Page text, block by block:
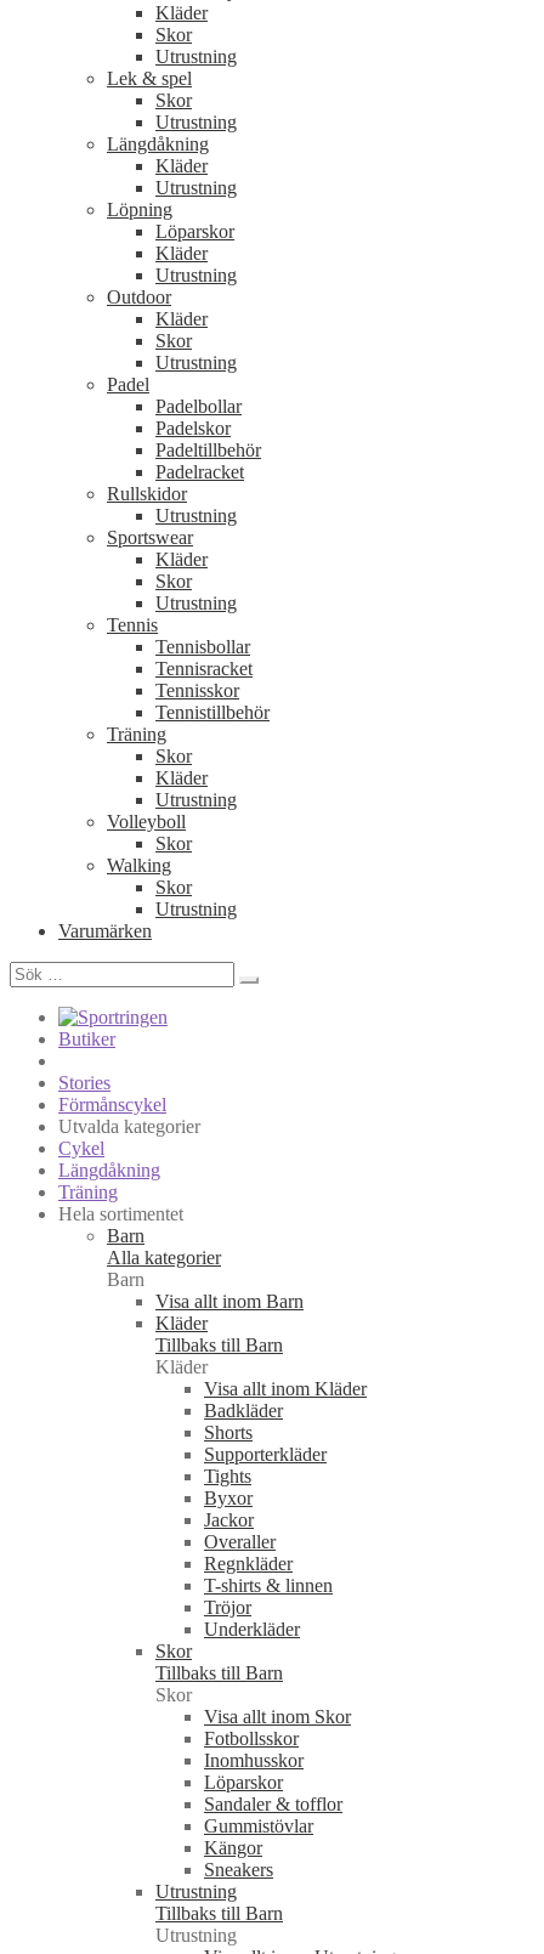
Kläder
Skor
Utrustning
Lek & spel
Skor
Utrustning
Längdåkning
Kläder
Utrustning
Löpning
Löparskor
Kläder
Utrustning
Outdoor
Kläder
Skor
Utrustning
Padel
Padelbollar
Padelskor
Padeltillbehör
Padelracket
Rullskidor
Utrustning
Sportswear
Kläder
Skor
Utrustning
Tennis
Tennisbollar
Tennisracket
Tennisskor
Tennistillbehör
Träning
Skor
Kläder
Utrustning
Volleyboll
Skor
Walking
Skor
Utrustning
Varumärken
Sök
efter:
Butiker
Stories
Förmånscykel
Utvalda kategorier
Cykel
Längdåkning
Träning
Hela sortimentet
Barn
Alla kategorier
Barn
Visa allt inom Barn
Kläder
Tillbaks till Barn
Kläder
Visa allt inom Kläder
Badkläder
Shorts
Supporterkläder
Tights
Byxor
Jackor
Overaller
Regnkläder
T-shirts & linnen
Tröjor
Underkläder
Skor
Tillbaks till Barn
Skor
Visa allt inom Skor
Fotbollsskor
Inomhusskor
Löparskor
Sandaler & tofflor
Gummistövlar
Kängor
Sneakers
Utrustning
Tillbaks till Barn
Utrustning